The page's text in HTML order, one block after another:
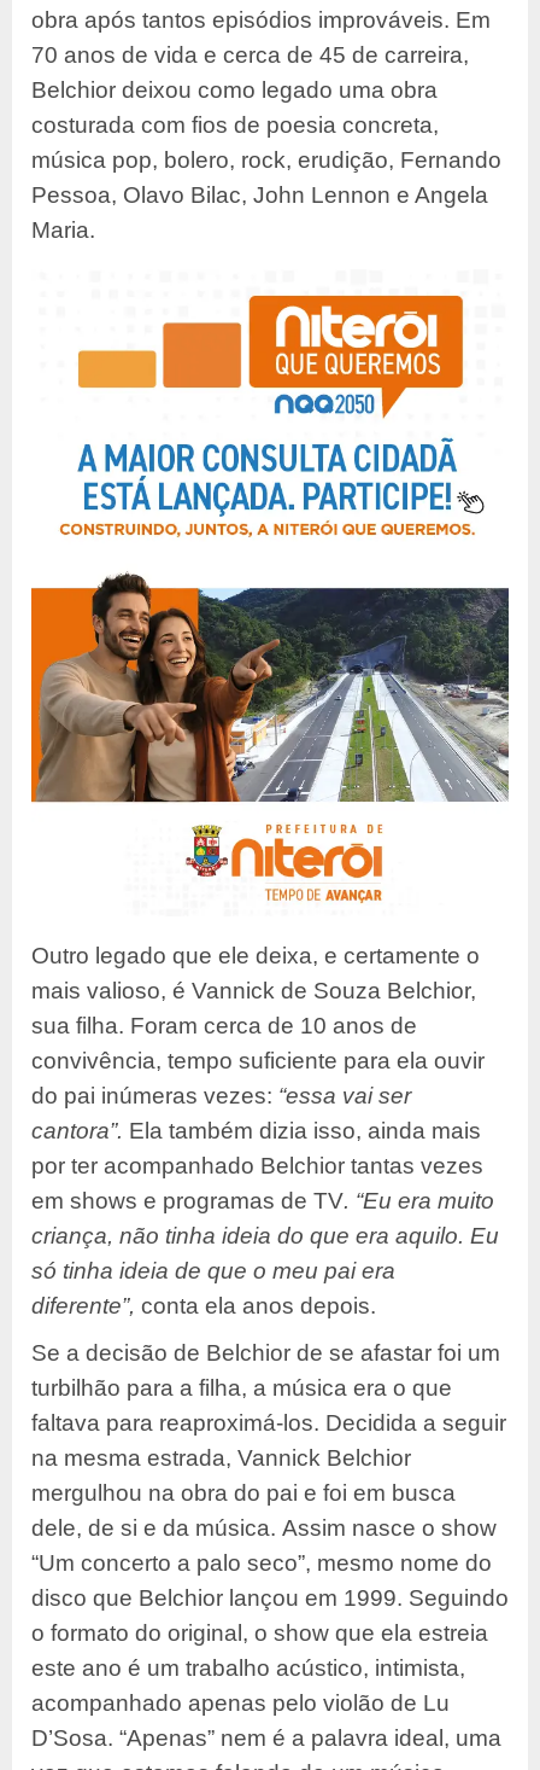
obra após tantos episódios improváveis. Em
70 anos de vida e cerca de 45 de carreira,
Belchior deixou como legado uma obra
costurada com fios de poesia concreta,
música pop, bolero, rock, erudição, Fernando
Pessoa, Olavo Bilac, John Lennon e Angela
Maria.
Outro legado que ele deixa, e certamente o
mais valioso, é Vannick de Souza Belchior,
sua filha. Foram cerca de 10 anos de
convivência, tempo suficiente para ela ouvir
do pai inúmeras vezes: “essa vai ser
cantora”. Ela também dizia isso, ainda mais
por ter acompanhado Belchior tantas vezes
em shows e programas de TV. “Eu era muito
criança, não tinha ideia do que era aquilo. Eu
só tinha ideia de que o meu pai era
diferente”, conta ela anos depois.
Se a decisão de Belchior de se afastar foi um
turbilhão para a filha, a música era o que
faltava para reaproximá-los. Decidida a seguir
na mesma estrada, Vannick Belchior
mergulhou na obra do pai e foi em busca
dele, de si e da música. Assim nasce o show
“Um concerto a palo seco”, mesmo nome do
disco que Belchior lançou em 1999. Seguindo
o formato do original, o show que ela estreia
este ano é um trabalho acústico, intimista,
acompanhado apenas pelo violão de Lu
D’Sosa. “Apenas” nem é a palavra ideal, uma